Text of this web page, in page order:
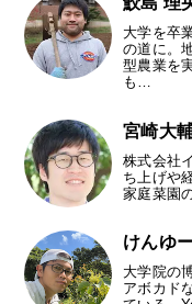
大学を卒
の道に。
型農業を
も…
宮崎大
株式会社
ち上げや
家庭菜園
けんゆ
大学院の
アボカド